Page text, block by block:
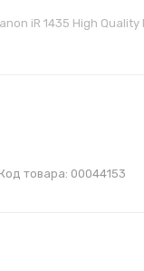
iR 1435 High Quality
Код товара: 00044153